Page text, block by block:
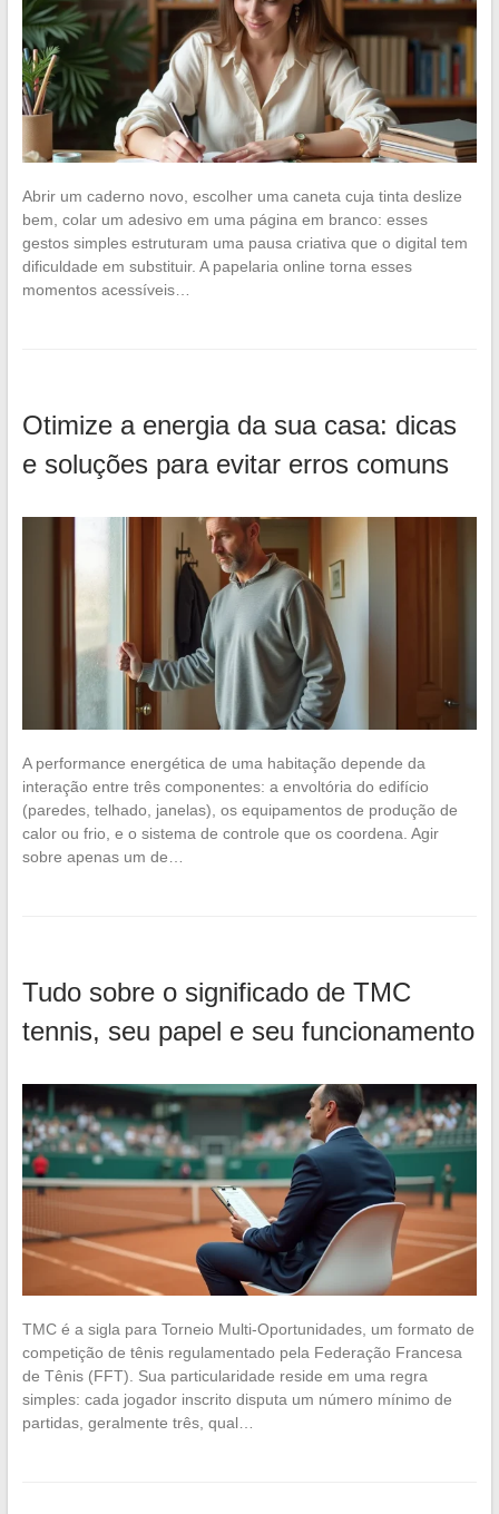
Abrir um caderno novo, escolher uma caneta cuja tinta deslize
bem, colar um adesivo em uma página em branco: esses
gestos simples estruturam uma pausa criativa que o digital tem
dificuldade em substituir. A papelaria online torna esses
momentos acessíveis…
Otimize a energia da sua casa: dicas
e soluções para evitar erros comuns
A performance energética de uma habitação depende da
interação entre três componentes: a envoltória do edifício
(paredes, telhado, janelas), os equipamentos de produção de
calor ou frio, e o sistema de controle que os coordena. Agir
sobre apenas um de…
Tudo sobre o significado de TMC
tennis, seu papel e seu funcionamento
TMC é a sigla para Torneio Multi-Oportunidades, um formato de
competição de tênis regulamentado pela Federação Francesa
de Tênis (FFT). Sua particularidade reside em uma regra
simples: cada jogador inscrito disputa um número mínimo de
partidas, geralmente três, qual…